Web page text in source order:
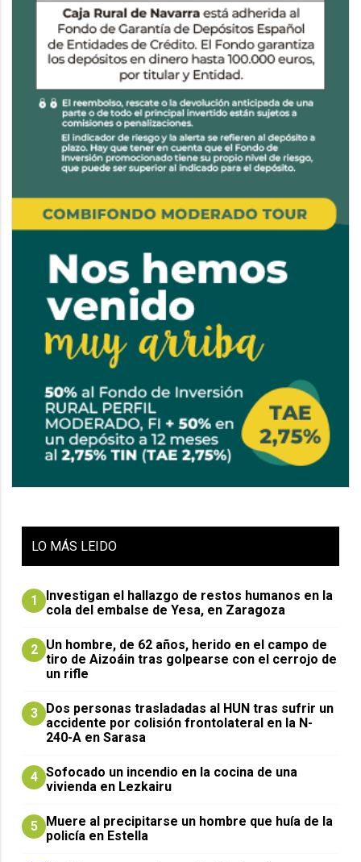
LO MÁS LEIDO
1
Investigan el hallazgo de restos humanos en la
cola del embalse de Yesa, en Zaragoza
2 Un hombre, de 62 años, herido en el campo de
tiro de Aizoáin tras golpearse con el cerrojo de
un rifle
3 ​Dos personas trasladadas al HUN tras sufrir un
accidente por colisión frontolateral en la N-
240-A en Sarasa
4 Sofocado un incendio en la cocina de una
vivienda en Lezkairu
5 Muere al precipitarse un hombre que huía de la
policía en Estella